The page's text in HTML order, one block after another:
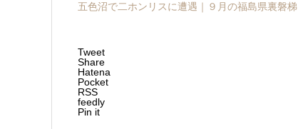
五色沼で二ホンリスに遭遇｜９月の福島県裏磐梯
Tweet
Share
Hatena
Pocket
RSS
feedly
Pin it